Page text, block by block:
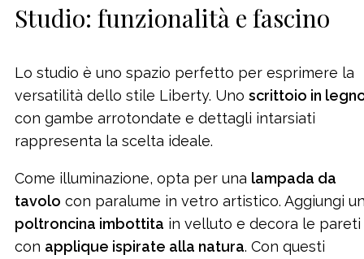
Studio: funzionalità e fascino
Lo studio è uno spazio perfetto per esprimere la
versatilità dello stile Liberty. Uno scrittoio in
con gambe arrotondate e dettagli intarsiati
rappresenta la scelta ideale.
Come illuminazione, opta per una lampada da
tavolo con paralume in vetro artistico. Aggiungi
poltroncina imbottita in velluto e decora le pareti
con applique ispirate alla natura. Con questi